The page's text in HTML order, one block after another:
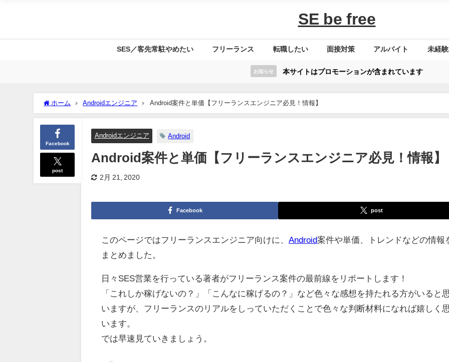
SE be free
SES／客先常駐やめたい フリーランス 転職したい 面接対策 アルバイト 未経
お知らせ 本サイトはプロモーションが含まれています
ホーム Androidエンジニア Android案件と単価【フリーランスエンジニア必見！情報】
Facebook
post
Androidエンジニア Android
Android案件と単価【フリーランスエンジニア必見！情報】
2月 21, 2020
Facebook post
このページではフリーランスエンジニア向けに、 Android案件や単価、トレンドなどの情報
まとめました。
日々SES営業を行っている著者がフリーランス案件の最前線をリポートします！
「これしか稼げないの？」「こんなに稼げるの？」など色々な感想を持たれる方がいると
いますが、フリーランスのリアルをしっていただくことで色々な判断材料になれば嬉しく
います。
では早速見ていきましょう。